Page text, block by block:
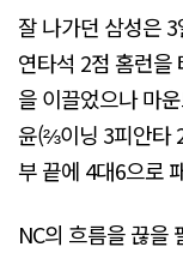
잘 나가던 삼성은
연타석 2점 홈런을
을 이끌었으나 마
윤(⅔이닝 3피안타
부 끝에 4대6으로
NC의 흐름을 끊을